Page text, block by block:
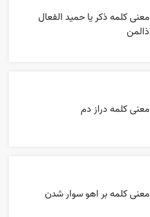
معنی کلمه ذکر یا حمید الفعال
ذالمن
معنی کلمه دراز دم
معنی کلمه بر اهو سوار شدن